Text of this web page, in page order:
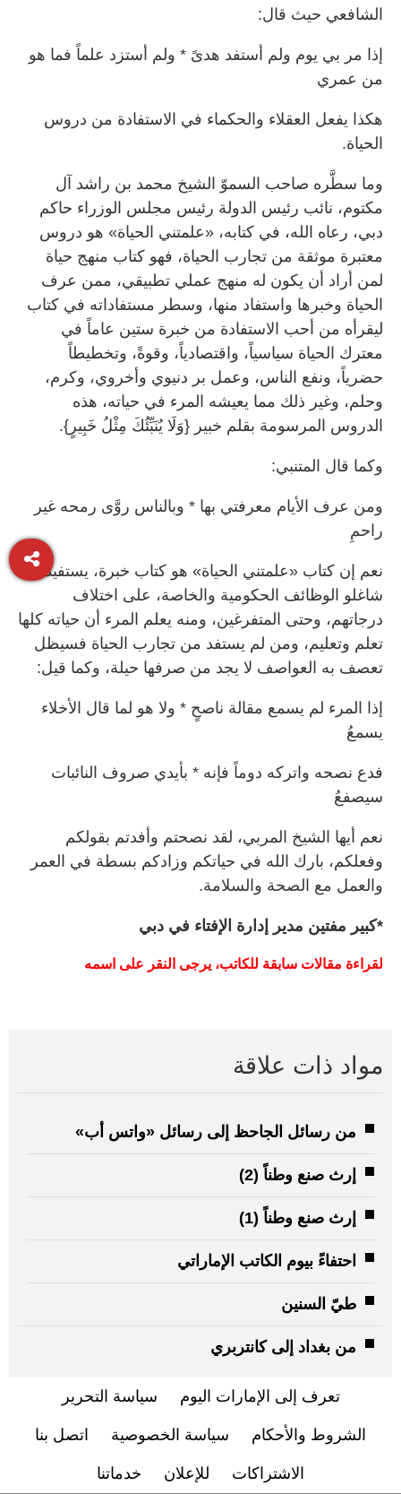
الشافعي حيث قال:
إذا مر بي يوم ولم أستفد هدىً * ولم أستزد علماً فما هو
من عمري
هكذا يفعل العقلاء والحكماء في الاستفادة من دروس
الحياة.
وما سطَّره صاحب السموّ الشيخ محمد بن راشد آل
مكتوم، نائب رئيس الدولة رئيس مجلس الوزراء حاكم
دبي، رعاه الله، في كتابه، «علمتني الحياة» هو دروس
معتبرة موثقة من تجارب الحياة، فهو كتاب منهج حياة
لمن أراد أن يكون له منهج عملي تطبيقي، ممن عرف
الحياة وخبرها واستفاد منها، وسطر مستفاداته في كتاب
ليقرأه من أحب الاستفادة من خبرة ستين عاماً في
معترك الحياة سياسياً، واقتصادياً، وقوةً، وتخطيطاً
حضرياً، ونفع الناس، وعمل بر دنيوي وأخروي، وكرم،
وحلم، وغير ذلك مما يعيشه المرء في حياته، هذه
الدروس المرسومة بقلم خبير {وَلَا يُنَبِّئُكَ مِثْلُ خَبِيرٍ}.
وكما قال المتنبي:
ومن عرف الأيام ‌معرفتي ‌بها * وبالناس روَّى رمحه غير
راحمِ
نعم إن كتاب «علمتني الحياة» هو كتاب خبرة، يستفيد منه
شاغلو الوظائف الحكومية والخاصة، على اختلاف
درجاتهم، وحتى المتفرغين، ومنه يعلم المرء أن حياته كلها
تعلم وتعليم، ومن لم يستفد من تجارب الحياة فسيظل
تعصف به العواصف لا يجد من صرفها حيلة، وكما قيل:
إذا المرء لم يسمع مقالة ناصحٍ * ولا هو لما قال الأخلاء
يسمعُ
فدع نصحه واتركه دوماً فإنه * بأيدي صروف النائبات
سيصفعُ
نعم أيها الشيخ المربي، لقد نصحتم وأفدتم بقولكم
وفعلكم، بارك الله في حياتكم وزادكم بسطة في العمر
والعمل مع الصحة والسلامة.
*كبير مفتين مدير إدارة الإفتاء في دبي
لقراءة مقالات سابقة للكاتب، يرجى النقر على اسمه
مواد ذات علاقة
من رسائل الجاحظ إلى رسائل «واتس أب»
إرث صنع وطناً (2)
إرث صنع وطناً (1)
احتفاءً بيوم الكاتب الإماراتي
طيّ السنين
من بغداد إلى كانتربري
تعرف إلى الإمارات اليوم سياسة التحرير
الشروط والأحكام سياسة الخصوصية اتصل بنا
الاشتراكات للإعلان خدماتنا